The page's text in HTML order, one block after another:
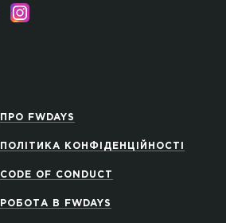
ПРО FWDAYS
ПОЛІТИКА КОНФІДЕНЦІЙНОСТІ
CODE OF CONDUCT
РОБОТА В FWDAYS